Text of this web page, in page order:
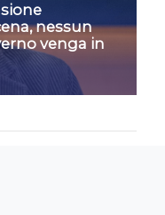
nessun
venga in